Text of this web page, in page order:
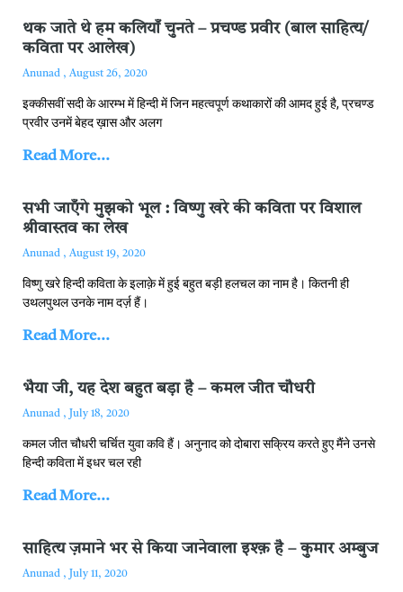
थक जाते थे हम कलियाँ चुनते – प्रचण्‍ड प्रवीर (बाल साहित्‍य/
कविता पर आलेख)
Anunad August 26, 2020
इक्‍कीसवीं सदी के आरम्‍भ में हिन्‍दी में जिन महत्‍वपूर्ण कथाकारों की आमद हुई है, प्रचण्‍ड
प्रवीर उनमें बेहद ख़ास और अलग
Read More...
सभी जाएँगे मुझको भूल : विष्णु खरे की कविता पर विशाल
श्रीवास्तव का लेख
Anunad August 19, 2020
विष्‍णु खरे हिन्‍दी कविता के इलाक़े में हुई बहुत बड़ी हलचल का नाम है। कितनी ही
उथलपुथल उनके नाम दर्ज़ हैं।
Read More...
भैया जी, यह देश बहुत बड़ा है – कमल जीत चौधरी
Anunad July 18, 2020
कमल जीत चौधरी चर्चित युवा कवि हैं। अनुनाद को दोबारा सक्रिय करते हुए मैंने उनसे
हिन्‍दी कविता में इधर चल रही
Read More...
साहित्‍य ज़माने भर से किया जानेवाला इश्‍क़ है – कुमार अम्‍बुज
Anunad July 11, 2020